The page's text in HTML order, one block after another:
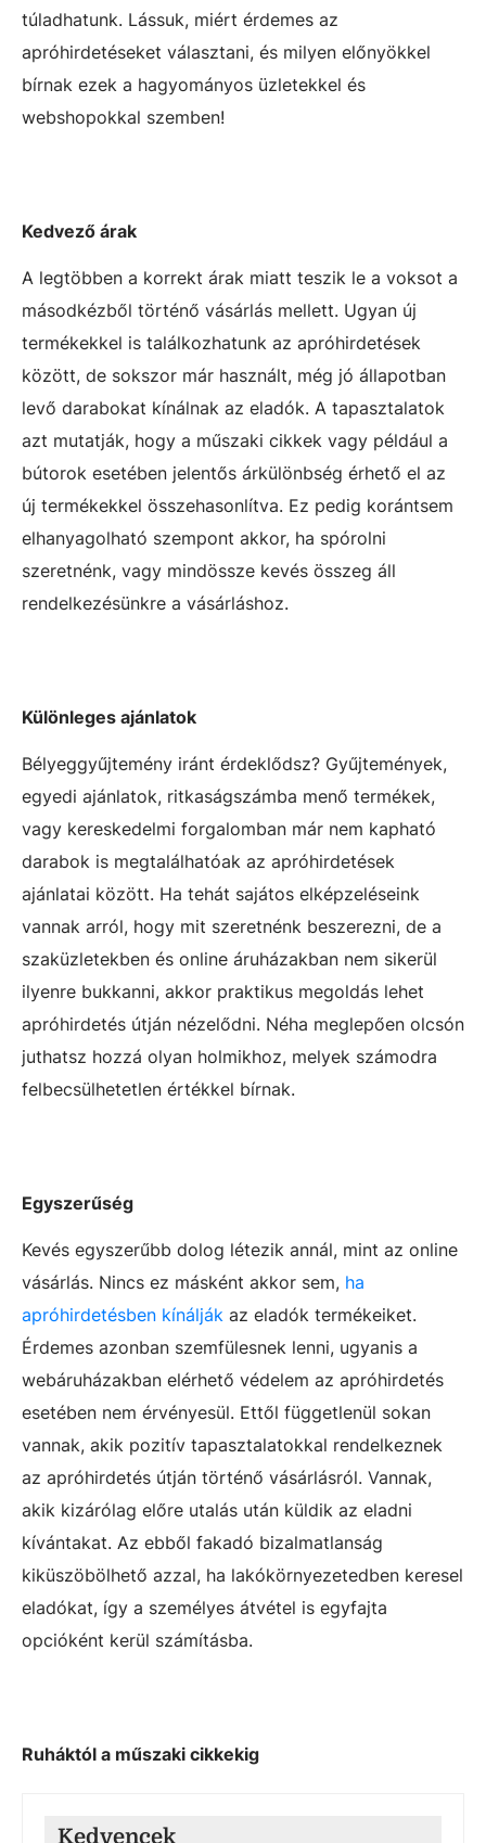
túladhatunk. Lássuk, miért érdemes az
apróhirdetéseket választani, és milyen előnyökkel
bírnak ezek a hagyományos üzletekkel és
webshopokkal szemben!
Kedvező árak
A legtöbben a korrekt árak miatt teszik le a voksot a
másodkézből történő vásárlás mellett. Ugyan új
termékekkel is találkozhatunk az apróhirdetések
között, de sokszor már használt, még jó állapotban
levő darabokat kínálnak az eladók. A tapasztalatok
azt mutatják, hogy a műszaki cikkek vagy például a
bútorok esetében jelentős árkülönbség érhető el az
új termékekkel összehasonlítva. Ez pedig korántsem
elhanyagolható szempont akkor, ha spórolni
szeretnénk, vagy mindössze kevés összeg áll
rendelkezésünkre a vásárláshoz.
Különleges ajánlatok
Bélyeggyűjtemény iránt érdeklődsz? Gyűjtemények,
egyedi ajánlatok, ritkaságszámba menő termékek,
vagy kereskedelmi forgalomban már nem kapható
darabok is megtalálhatóak az apróhirdetések
ajánlatai között. Ha tehát sajátos elképzeléseink
vannak arról, hogy mit szeretnénk beszerezni, de a
szaküzletekben és online áruházakban nem sikerül
ilyenre bukkanni, akkor praktikus megoldás lehet
apróhirdetés útján nézelődni. Néha meglepően olcsón
juthatsz hozzá olyan holmikhoz, melyek számodra
felbecsülhetetlen értékkel bírnak.
Egyszerűség
Kevés egyszerűbb dolog létezik annál, mint az online
vásárlás. Nincs ez másként akkor sem, ha
apróhirdetésben kínálják az eladók termékeiket.
Érdemes azonban szemfülesnek lenni, ugyanis a
webáruházakban elérhető védelem az apróhirdetés
esetében nem érvényesül. Ettől függetlenül sokan
vannak, akik pozitív tapasztalatokkal rendelkeznek
az apróhirdetés útján történő vásárlásról. Vannak,
akik kizárólag előre utalás után küldik az eladni
kívántakat. Az ebből fakadó bizalmatlanság
kiküszöbölhető azzal, ha lakókörnyezetedben keresel
eladókat, így a személyes átvétel is egyfajta
opcióként kerül számításba.
Ruháktól a műszaki cikkekig
Kedvencek